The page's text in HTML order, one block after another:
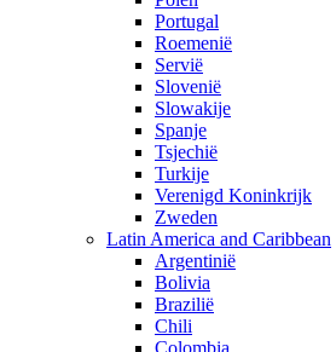
Portugal
Roemenië
Servië
Slovenië
Slowakije
Spanje
Tsjechië
Turkije
Verenigd Koninkrijk
Zweden
Latin America and Caribbean
Argentinië
Bolivia
Brazilië
Chili